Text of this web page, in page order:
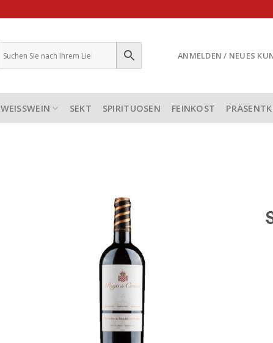
ANMELDEN / NEUES
WEISSWEIN SEKT SPIRITUOSEN FEINKOST